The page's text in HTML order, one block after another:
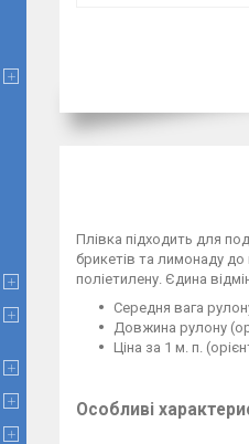
Плівка підходить для
брикетів та лимонаду
поліетилену. Єдина
Середня вага
Довжина рулону
Ціна за 1 м. п.
Особливі